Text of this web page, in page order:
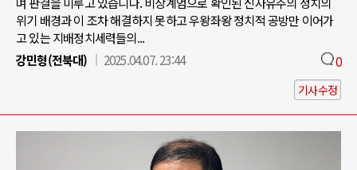
위기 배경과 이 조차 해결하지 못하고 우왕좌왕 정치적 공방만 이어가
고 있는 지배정치세력들의...
강민형(전북대)
2025.04.07. 23:44 0
기사수정